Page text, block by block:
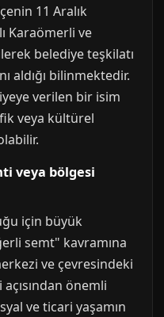
11 Aralık
Karaömerli ve
belediye teşkilatı
aldığı bilinmektedir.
verilen bir isim
veya kültürel
veya bölgesi
için büyük
semt" kavramına
ve çevresindeki
önemli
ve ticari yaşamın